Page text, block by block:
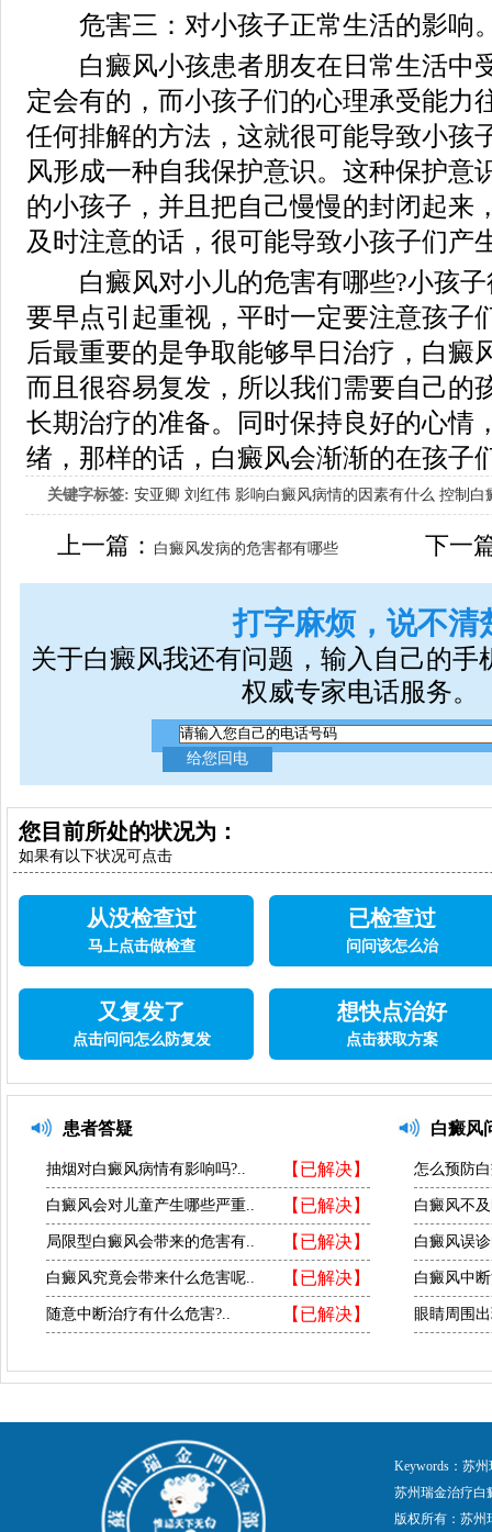
危害三：对小孩子正常生活的影响
白癜风小孩患者朋友在日常生活中
定会有的，而小孩子们的心理承受能力
任何排解的方法，这就很可能导致小孩
风形成一种自我保护意识。这种保护意
的小孩子，并且把自己慢慢的封闭起来
及时注意的话，很可能导致小孩子们产
白癜风对小儿的危害有哪些?小孩子
要早点引起重视，平时一定要注意孩子
后最重要的是争取能够早日治疗，白癜
而且很容易复发，所以我们需要自己的
长期治疗的准备。同时保持良好的心情
绪，那样的话，白癜风会渐渐的在孩子
关键字标签: 安亚卿 刘红伟 影响白癜风病情的因素有什么 控制白
女生应该如何治疗呢
上一篇： 白癜风发病的危害都有哪些 下一
打字麻烦，说不清
关于白癜风我还有问题，输入自己的手
权威专家电话服务。
您目前所处的状况为：
如果有以下状况可点击
从没检查过
马上点击做检查
已检查过
问问该怎么治
又复发了
点击问问怎么防复发
想快点治好
点击获取方案
患者答疑
【已解决】
抽烟对白癜风病情有影响吗?..
【已解决】
白癜风会对儿童产生哪些严重..
【已解决】
局限型白癜风会带来的危害有..
【已解决】
白癜风究竟会带来什么危害呢..
【已解决】
随意中断治疗有什么危害?..
白癜风
怎么预防
白癜风不
白癜风误
白癜风中
眼睛周围
Keywords：苏
苏州瑞金治疗白
版权所有：苏